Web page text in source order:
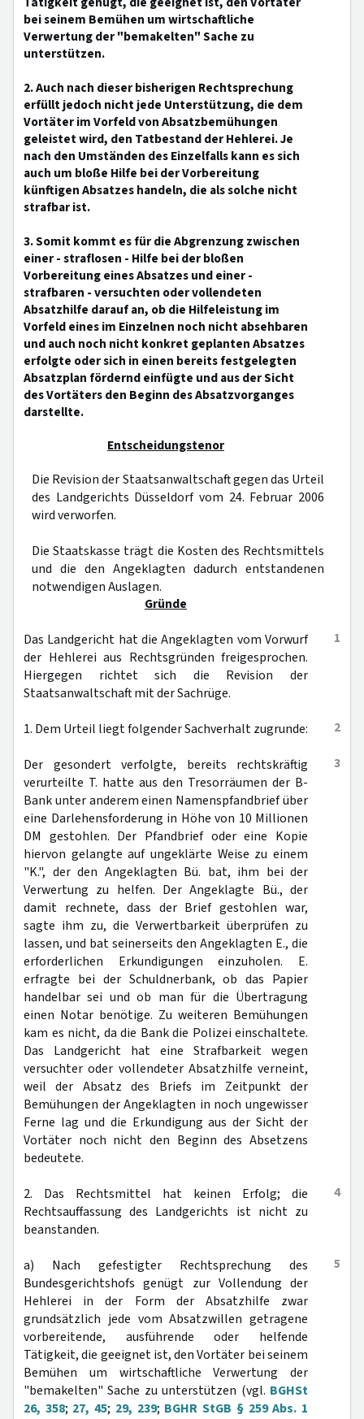
bei seinem Bemühen um wirtschaftliche
Verwertung der "bemakelten" Sache zu
unterstützen.
2. Auch nach dieser bisherigen Rechtsprechung
erfüllt jedoch nicht jede Unterstützung, die dem
Vortäter im Vorfeld von Absatzbemühungen
geleistet wird, den Tatbestand der Hehlerei. Je
nach den Umständen des Einzelfalls kann es sich
auch um bloße Hilfe bei der Vorbereitung
künftigen Absatzes handeln, die als solche nicht
strafbar ist.
3. Somit kommt es für die Abgrenzung zwischen
einer - straflosen - Hilfe bei der bloßen
Vorbereitung eines Absatzes und einer -
strafbaren - versuchten oder vollendeten
Absatzhilfe darauf an, ob die Hilfeleistung im
Vorfeld eines im Einzelnen noch nicht absehbaren
und auch noch nicht konkret geplanten Absatzes
erfolgte oder sich in einen bereits festgelegten
Absatzplan fördernd einfügte und aus der Sicht
des Vortäters den Beginn des Absatzvorganges
darstellte.
Entscheidungstenor
Die Revision der Staatsanwaltschaft gegen das Urteil
des Landgerichts Düsseldorf vom 24. Februar 2006
wird verworfen.
Die Staatskasse trägt die Kosten des Rechtsmittels
und die den Angeklagten dadurch entstandenen
notwendigen Auslagen.
Gründe
1
Das Landgericht hat die Angeklagten vom Vorwurf
der Hehlerei aus Rechtsgründen freigesprochen.
Hiergegen richtet sich die Revision der
Staatsanwaltschaft mit der Sachrüge.
2
1. Dem Urteil liegt folgender Sachverhalt zugrunde:
3
Der gesondert verfolgte, bereits rechtskräftig
verurteilte T. hatte aus den Tresorräumen der B-
Bank unter anderem einen Namenspfandbrief über
eine Darlehensforderung in Höhe von 10 Millionen
DM gestohlen. Der Pfandbrief oder eine Kopie
hiervon gelangte auf ungeklärte Weise zu einem
"K.", der den Angeklagten Bü. bat, ihm bei der
Verwertung zu helfen. Der Angeklagte Bü., der
damit rechnete, dass der Brief gestohlen war,
sagte ihm zu, die Verwertbarkeit überprüfen zu
lassen, und bat seinerseits den Angeklagten E., die
erforderlichen Erkundigungen einzuholen. E.
erfragte bei der Schuldnerbank, ob das Papier
handelbar sei und ob man für die Übertragung
einen Notar benötige. Zu weiteren Bemühungen
kam es nicht, da die Bank die Polizei einschaltete.
Das Landgericht hat eine Strafbarkeit wegen
versuchter oder vollendeter Absatzhilfe verneint,
weil der Absatz des Briefs im Zeitpunkt der
Bemühungen der Angeklagten in noch ungewisser
Ferne lag und die Erkundigung aus der Sicht der
Vortäter noch nicht den Beginn des Absetzens
bedeutete.
4
2. Das Rechtsmittel hat keinen Erfolg; die
Rechtsauffassung des Landgerichts ist nicht zu
beanstanden.
5
a) Nach gefestigter Rechtsprechung des
Bundesgerichtshofs genügt zur Vollendung der
Hehlerei in der Form der Absatzhilfe zwar
grundsätzlich jede vom Absatzwillen getragene
vorbereitende, ausführende oder helfende
Tätigkeit, die geeignet ist, den Vortäter bei seinem
Bemühen um wirtschaftliche Verwertung der
"bemakelten" Sache zu unterstützen (vgl. BGHSt
26, 358; 27, 45; 29, 239; BGHR StGB § 259 Abs. 1